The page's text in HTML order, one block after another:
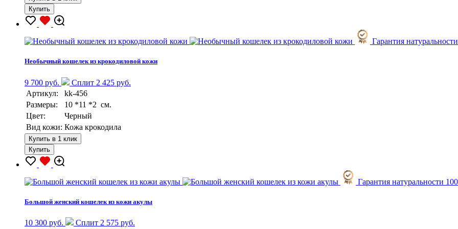
Купить
Гарантия
Необычный кошелек из крокодиловой кожи
9 700 руб.
Сплит 2 425 руб.
Артикул:
kk-456
Размеры:
10 *11 *2 см.
Цвет:
Черный
Вид кожи: Кожа крокодила
Купить в 1 клик
Купить
Гарантия натуральности
Большой женский кошелек из кожи акулы
10 300 руб.
Сплит 2 575 руб.